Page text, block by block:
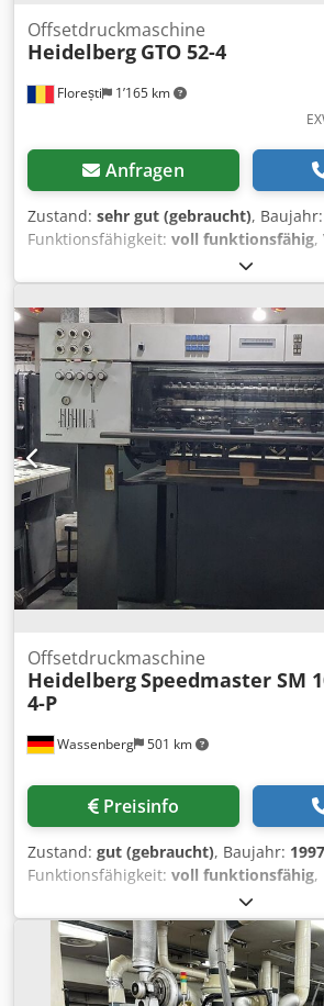
Florești 1’165 km
Offsetdruckmaschine
Heidelberg GTO 52-4
Anfragen
Zustand: sehr gut (gebraucht), Baujahr:
Funktionsfähigkeit: voll funktionsfähig,
Die Maschine befindet sich in sehr
aktuell in der Produktion eingesetzt.
Dodjzqfdmopfx Amajck
Wassenberg 501 km
Offsetdruckmaschine
HeidelbergSpeedmaster SM
4-P
Preisinfo
Zustand: gut (gebraucht), Baujahr: 1997
Funktionsfähigkeit: voll funktionsfähig,
Maschinen-/Fahrzeugnummer:
Speedmaster 70 x 100 cm - 4 Farben -
- Ca. 400 Millionen Drucke -
Tronic Dcodpfx Amszd R Hyjaok - CPC
Feuchtwerk - Autoplate - Preset -